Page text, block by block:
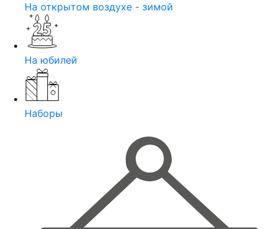
На открытом воздухе - зимой
На юбилей
Наборы